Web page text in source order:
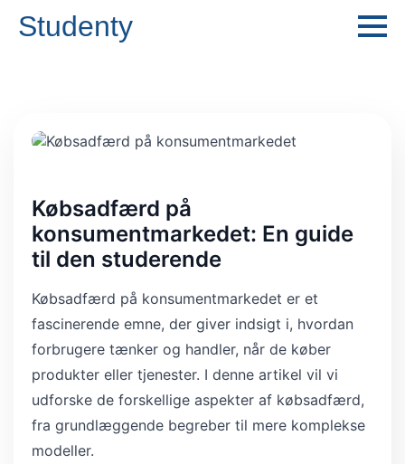
Studenty
Købsadfærd på
konsumentmarkedet: En guide
til den studerende
Købsadfærd på konsumentmarkedet er et
fascinerende emne, der giver indsigt i, hvordan
forbrugere tænker og handler, når de køber
produkter eller tjenester. I denne artikel vil vi
udforske de forskellige aspekter af købsadfærd,
fra grundlæggende begreber til mere komplekse
modeller.